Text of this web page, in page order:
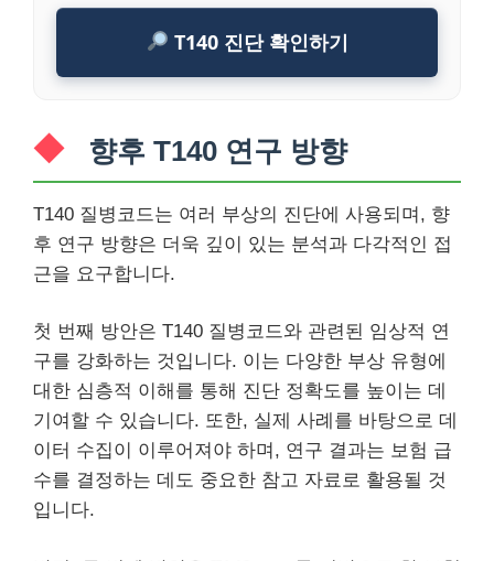
T140 진단 확인하기
향후 T140 연구 방향
T140 질병코드는 여러 부상의 진단에 사용되며, 향
후 연구 방향은 더욱 깊이 있는 분석과 다각적인 접
근을 요구합니다.
첫 번째 방안은 T140 질병코드와 관련된 임상적 연
구를 강화하는 것입니다. 이는 다양한 부상 유형에
대한 심층적 이해를 통해 진단 정확도를 높이는 데
기여할 수 있습니다. 또한, 실제 사례를 바탕으로 데
이터 수집이 이루어져야 하며, 연구 결과는 보험 급
수를 결정하는 데도 중요한 참고 자료로 활용될 것
입니다.